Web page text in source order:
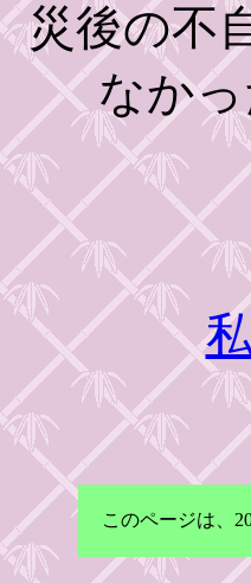
災後の不
なか
このページは、